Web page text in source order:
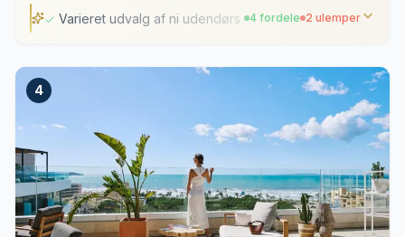
Varieret udvalg af ni udendørs pools
4 fordele 2 ulemper
Varieret udvalg af ni udendørs pools
Fem forskellige gastronomiske koncepter
Central placering nær Palmanovas kystlinje
Mange gæster i højsæsonen
Aftenunderholdning kan høres på visse værelser
4